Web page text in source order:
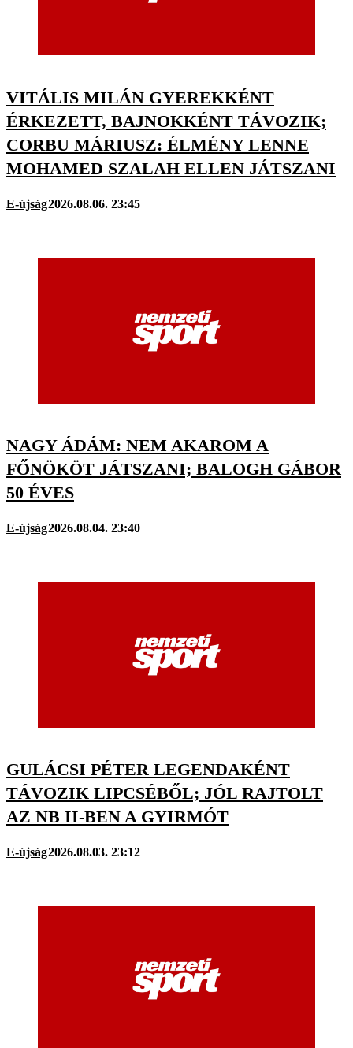
VITÁLIS MILÁN GYEREKKÉNT
ÉRKEZETT, BAJNOKKÉNT TÁVOZIK;
CORBU MÁRIUSZ: ÉLMÉNY LENNE
MOHAMED SZALAH ELLEN JÁTSZANI
E-újság2026.08.06. 23:45
NAGY ÁDÁM: NEM AKAROM A
FŐNÖKÖT JÁTSZANI; BALOGH GÁBOR
50 ÉVES
E-újság2026.08.04. 23:40
GULÁCSI PÉTER LEGENDAKÉNT
TÁVOZIK LIPCSÉBŐL; JÓL RAJTOLT
AZ NB II-BEN A GYIRMÓT
E-újság2026.08.03. 23:12